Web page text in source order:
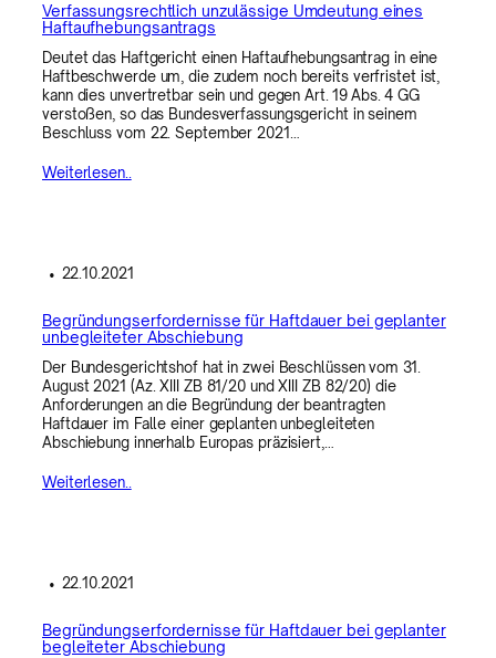
Verfassungsrechtlich unzulässige Umdeutung eines
Haftaufhebungsantrags
Deutet das Haftgericht einen Haftaufhebungsantrag in eine
Haftbeschwerde um, die zudem noch bereits verfristet ist,
kann dies unvertretbar sein und gegen Art. 19 Abs. 4 GG
verstoßen, so das Bundesverfassungsgericht in seinem
Beschluss vom 22. September 2021…
Weiterlesen..
• 22.10.2021
Begründungserfordernisse für Haftdauer bei geplanter
unbegleiteter Abschiebung
Der Bundesgerichtshof hat in zwei Beschlüssen vom 31.
August 2021 (Az. XIII ZB 81/20 und XIII ZB 82/20) die
Anforderungen an die Begründung der beantragten
Haftdauer im Falle einer geplanten unbegleiteten
Abschiebung innerhalb Europas präzisiert,…
Weiterlesen..
• 22.10.2021
Begründungserfordernisse für Haftdauer bei geplanter
begleiteter Abschiebung